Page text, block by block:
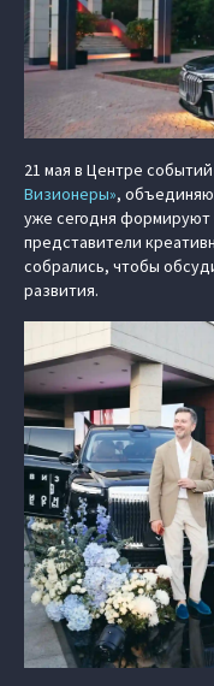
21 мая в Центре
Визионеры»,
уже сегодня
представители
собрались, чтобы
развития.